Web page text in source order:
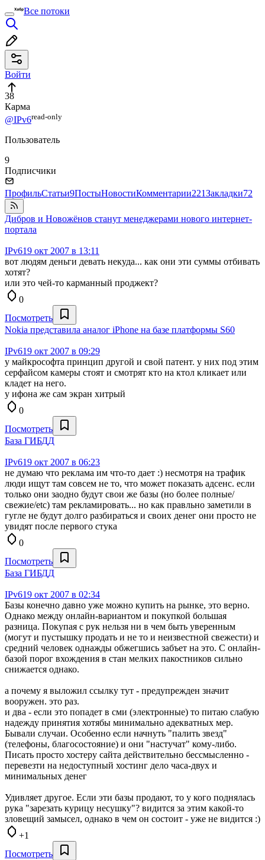
Все потоки
Войти
38
Карма
@IPv6read⁠-⁠only
Пользователь
9
Подписчики
ПрофильСтатьи9ПостыНовостиКомментарии221Закладки72
Дибров и Новожёнов станут менеджерами нового интернет-
портала
IPv619 окт 2007 в 13:11
вот людям деньги девать некуда... как они эти суммы отбивать
хотят?
или это чей-то карманный проджект?
0
Посмотреть
Nokia представила аналог iPhone на базе платформы S60
IPv619 окт 2007 в 09:29
у майкрософта принцип другой и свой патент. у них под этим
серфайсом камеры стоят и смотрят кто на ктол кликает или
кладет на него.
у ифона же сам экран хитрый
0
Посмотреть
База ГИБДД
IPv619 окт 2007 в 06:23
не думаю что реклама им что-то дает :) несмотря на трафик
люди ищут там совсем не то, что может показать адсенс. если
только они заодно будут свои же базы (но более полные/
свежие/etc) там рекламировать... но как правльно заметили в
гугле не будут долго разбираться и своих денег они просто не
увидят после первого стука
0
Посмотреть
База ГИБДД
IPv619 окт 2007 в 02:34
Базы конечно давно уже можно купить на рынке, это верно.
Однако между онлайн-вариантом и покупкой большая
разница. Покупая с рук нельзя ни в чем быть уверенным
(могут и пустышку продать и не то и неизвестной свежести) и
средний человек однажды обжегшись забъет на это. С онлайн-
базой порог вхождения в стан мелких пакостников сильно
снижается однако.
а почему я выложил ссылку тут - предупрежден значит
вооружен. это раз.
и два - если это попадет в сми (электронные) то питаю слабую
надежду принятия хотябы минимально адекватных мер.
Бывали случаи. Особенно если начнуть "палить звезд"
(телефоны, благосостояние) и они "настучат" кому-либо.
Писать просто хостеру сайта действительно бессмысленно -
перевезти на недоступный хостинг дело часа-двух и
минимальных денег
Удивляет другое. Если эти базы продают, то у кого поднялась
рука "зарезать курицу несушку"? видится за этим какой-то
зловещий замысел, однако в чем он состоит - уже не видится :)
+1
Посмотреть